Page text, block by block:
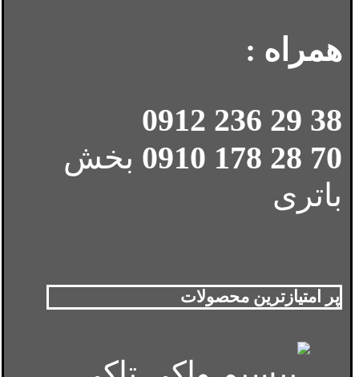
همراه :
38 29 236 0912
70 28 178 0910
بخش
باتری
پر امتیازترین محصولات